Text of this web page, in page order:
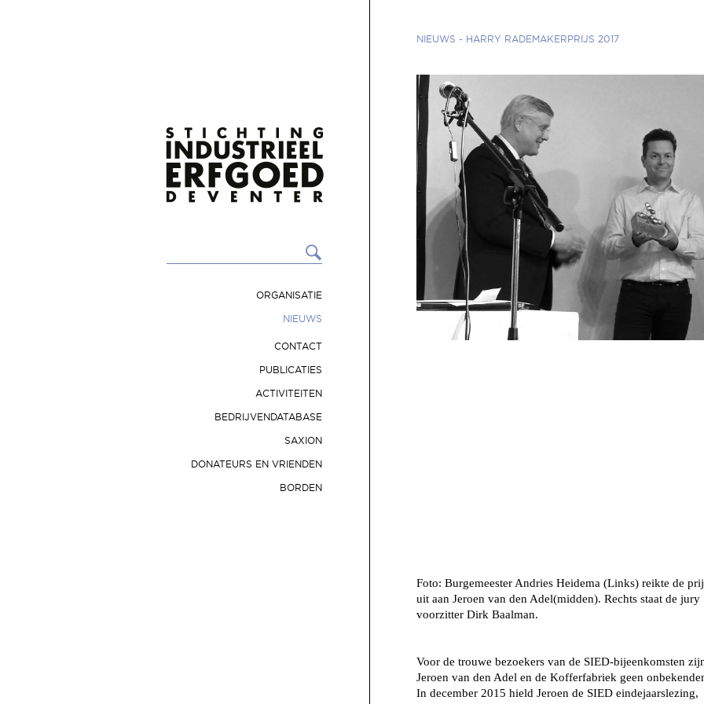
ORGANISATIE
NIEUWS
CONTACT
PUBLICATIES
ACTIVITEITEN
BEDRIJVENDATABASE
SAXION
DONATEURS EN VRIENDEN
BORDEN
NIEUWS - HARRY RADEMAKERPRIJS 2017
Foto: Burgemeester Andries Heidema (Links) reikte de
uit aan Jeroen van den Adel(midden). Rechts staat de jury
voorzitter Dirk Baalman.
Voor de trouwe bezoekers van de SIED-bijeenkomsten
Jeroen van den Adel en de Kofferfabriek geen
In december 2015 hield Jeroen de SIED eindejaarslezing,